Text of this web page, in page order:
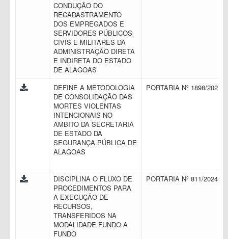
CONDUÇÃO DO
RECADASTRAMENTO
DOS EMPREGADOS E
SERVIDORES PÚBLICOS
CIVIS E MILITARES DA
ADMINISTRAÇÃO DIRETA
E INDIRETA DO ESTADO
DE ALAGOAS
DEFINE A METODOLOGIA
DE CONSOLIDAÇÃO DAS
MORTES VIOLENTAS
INTENCIONAIS NO
ÂMBITO DA SECRETARIA
DE ESTADO DA
SEGURANÇA PÚBLICA DE
ALAGOAS
PORTARIA Nº 1898/2023
DISCIPLINA O FLUXO DE
PROCEDIMENTOS PARA
A EXECUÇÃO DE
RECURSOS,
TRANSFERIDOS NA
MODALIDADE FUNDO A
FUNDO
PORTARIA Nº 811/2024